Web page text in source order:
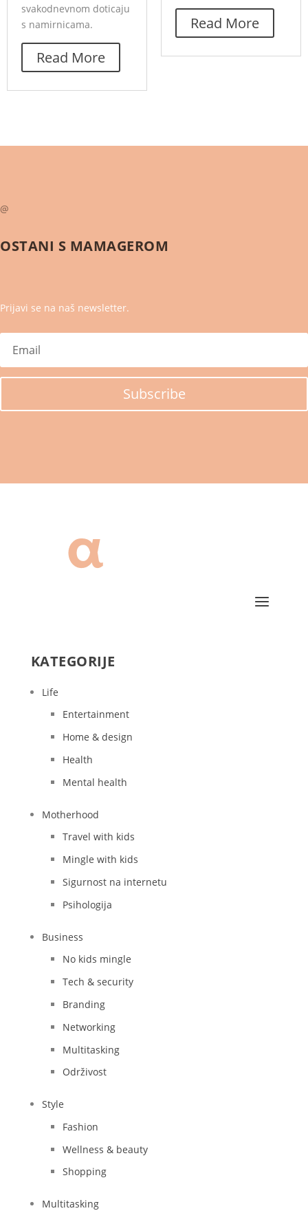
svakodnevnom doticaju
s namirnicama.
Read More
Read More
@
OSTANI S MAMAGEROM
Prijavi se na naš newsletter.
Subscribe
KATEGORIJE
Life
Entertainment
Home & design
Health
Mental health
Motherhood
Travel with kids
Mingle with kids
Sigurnost na internetu
Psihologija
Business
No kids mingle
Tech & security
Branding
Networking
Multitasking
Održivost
Style
Fashion
Wellness & beauty
Shopping
Multitasking